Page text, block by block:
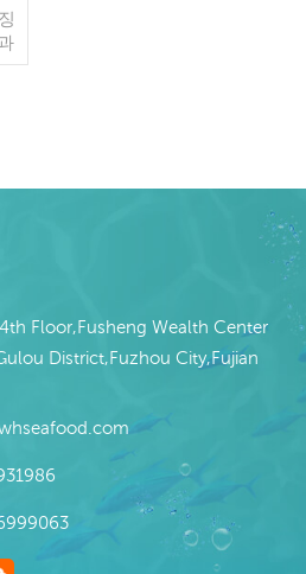
Floor,Fusheng Wealth Center
District,Fuzhou City,Fujian